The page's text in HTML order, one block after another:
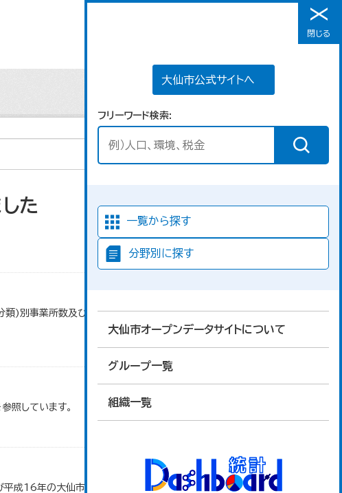
メニュー
大仙市公式サイトへ
フリーワード検索
一覧から探す
分野別に探す
大仙市オープンデータサイトについて
グループ一覧
組織一覧
閉じる
た
類)別事業所数及び従業上の地位別従業者数」のデータを
照しています。
平成16年の大仙市の数値は、合併前、合併後で調査区が変